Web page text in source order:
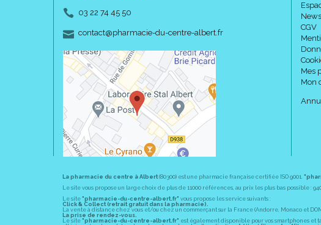
03 22 74 45 50
contact-
@-
pharmacie-du-centre-albert.fr
CGV
Mes
Mon
La pharmacie du centre à Albert(80300) est une pharmacie française certifiée ISO 9001.
Le site vous propose un large choix de plus de 11000 références, au prix les plus bas possible :
Le site "pharmacie-du-centre-albert.fr" vous propose les service suivants :
Click & Collect (retrait gratuit dans la pharmacie).
La vente à distance chez vous et/ou chez un commerçant sur la France (Andorre, Monaco et
La prise de rendez-vous.
Le site "pharmacie-du-centre-albert.fr" est également disponible pour vos smartphones et